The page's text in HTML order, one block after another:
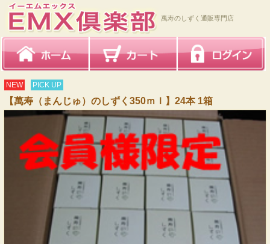
萬寿のしずく通販専門店
NEW PICK UP
【萬寿（まんじゅ）のしずく350ｍｌ】24本 1箱